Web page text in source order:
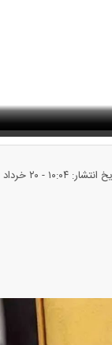
۱۰:۰۴ - ۲۰ خرداد ۱۴۰۴
جدول